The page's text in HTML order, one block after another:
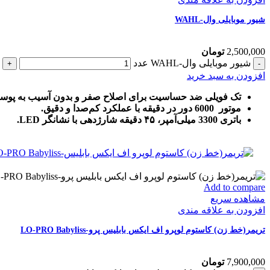
شیور موبایلی وال-WAHL
2,500,000 تومان
شیور موبایلی وال-WAHL عدد
افزودن به سبد خرید
تک فویلی ضد حساسیت برای اصلاح صفر و بدون آسیب به
موتور 6000 دور در دقیقه با عملکرد کم‌صدا و دقیق.
باتری 3300 میلی‌آمپر، ۴۵ دقیقه شارژدهی با نشانگر LED.
Add to compare
مشاهده سریع
افزودن به علاقه مندی
تریمر(خط زن) کاستوم لوپرو اف ایکس بابلیس پرو-LO-PRO Babyliss
7,900,000 تومان